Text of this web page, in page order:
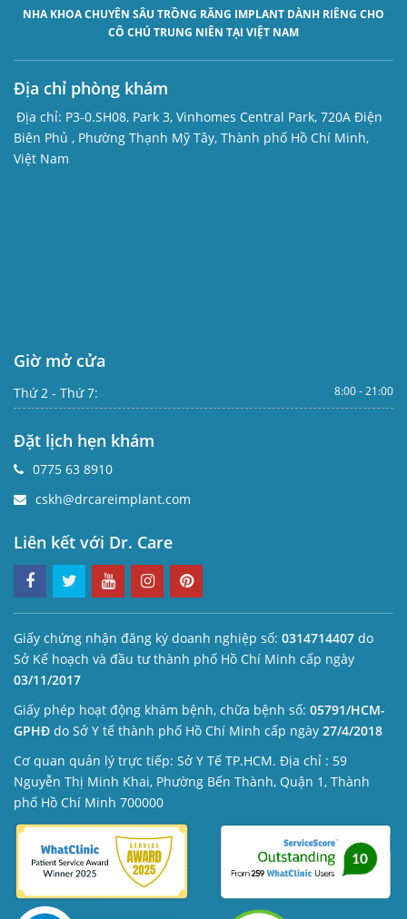
NHA KHOA CHUYÊN SÂU TRỒNG RĂNG IMPLANT DÀNH RIÊNG CHO
CÔ CHÚ TRUNG NIÊN TẠI VIỆT NAM
Địa chỉ phòng khám
Địa chỉ: P3-0.SH08, Park 3, Vinhomes Central Park, 720A Điện
Biên Phủ , Phường Thạnh Mỹ Tây, Thành phố Hồ Chí Minh,
Việt Nam
Giờ mở cửa
Thứ 2 - Thứ 7: 8:00 - 21:00
Đặt lịch hẹn khám
0775 63 8910
cskh@drcareimplant.com
Liên kết với Dr. Care
Giấy chứng nhận đăng ký doanh nghiệp số: 0314714407 do
Sở Kế hoạch và đầu tư thành phố Hồ Chí Minh cấp ngày
03/11/2017
Giấy phép hoạt động khám bệnh, chữa bệnh số: 05791/HCM-
GPHĐ do Sở Y tế thành phố Hồ Chí Minh cấp ngày 27/4/2018
Cơ quan quản lý trực tiếp: Sở Y Tế TP.HCM. Địa chỉ : 59
Nguyễn Thị Minh Khai, Phường Bến Thành, Quận 1, Thành
phố Hồ Chí Minh 700000